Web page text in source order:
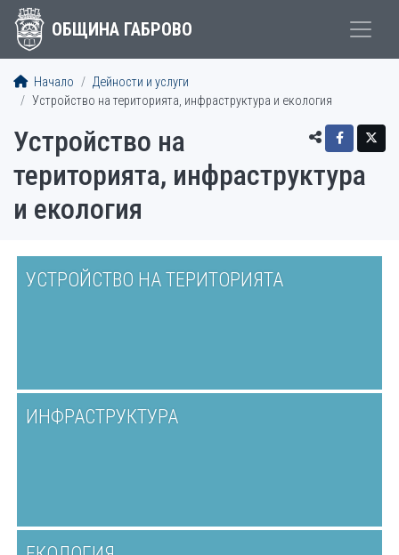
ОБЩИНА ГАБРОВО
Начало
Дейности и услуги
Устройство на територията, инфраструктура и екология
Устройство на
територията, инфраструктура
и екология
УСТРОЙСТВО НА ТЕРИТОРИЯТА
ИНФРАСТРУКТУРА